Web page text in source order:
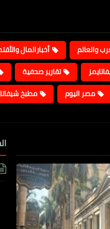
والعالم
أخبارالمال
تقارير صحفية
مصر اليوم مطبخ